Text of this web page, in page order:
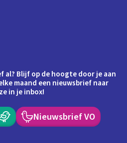
al? Blijf op de hoogte door je aan
maand een nieuwsbrief naar
in je inbox!
Nieuwsbrief VO